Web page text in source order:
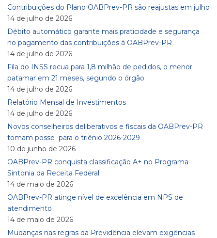
Contribuições do Plano OABPrev-PR são reajustas em julho
14 de julho de 2026
Débito automático garante mais praticidade e segurança
no pagamento das contribuições à OABPrev-PR
14 de julho de 2026
Fila do INSS recua para 1,8 milhão de pedidos, o menor
patamar em 21 meses, segundo o órgão
14 de julho de 2026
Relatório Mensal de Investimentos
14 de julho de 2026
Novos conselheiros deliberativos e fiscais da OABPrev-PR
tomam posse para o triênio 2026-2029
10 de junho de 2026
OABPrev-PR conquista classificação A+ no Programa
Sintonia da Receita Federal
14 de maio de 2026
OABPrev-PR atinge nível de excelência em NPS de
atendimento
14 de maio de 2026
Mudanças nas regras da Previdência elevam exigências